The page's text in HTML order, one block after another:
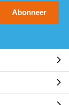
Abonneer